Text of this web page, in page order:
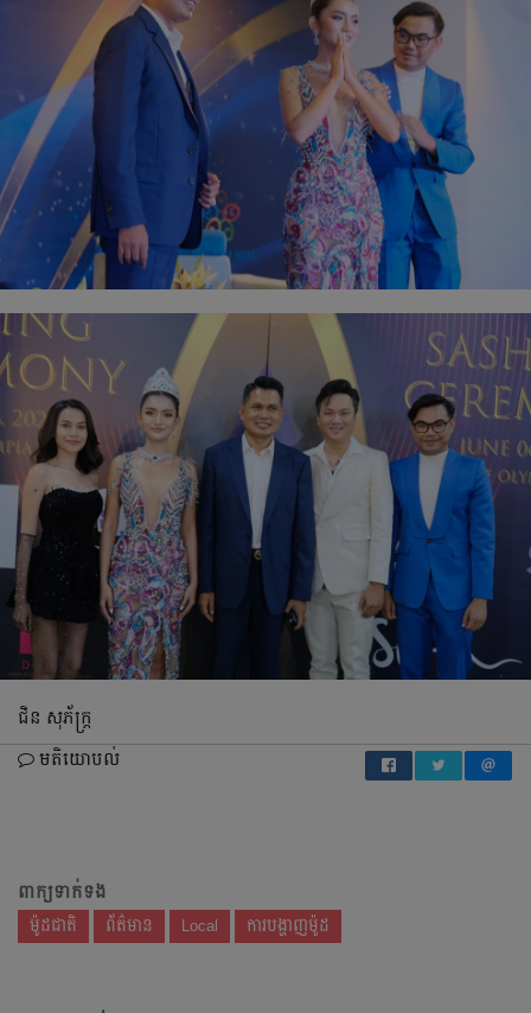
ជិន សុភ័ក្ដ្រ
មតិយោបល់
ពាក្យទាក់ទង
ម៉ូដជាតិ ព័ត៌មាន Local ការបង្ហាញម៉ូដ